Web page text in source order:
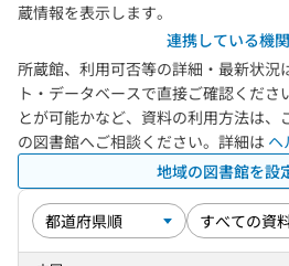
蔵情報を表示します。
連携している機
所蔵館、利用可否等の詳細・最新状況
ト・データベースで直接ご確認くださ
とが可能かなど、資料の利用方法は、
の図書館へご相談ください。詳細は ヘ
地域の図書館を設